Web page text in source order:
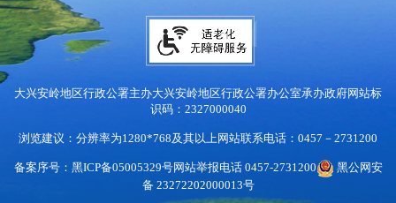
大兴安岭地区行政公署主办大兴安岭地区行政公署办公室承办政府网站标
识码：2327000040
浏览建议：分辨率为1280*768及其以上网站联系电话：0457－2731200
备案序号：黑ICP备05005329号网站举报电话 0457-2731200
黑公网安
备 23272202000013号